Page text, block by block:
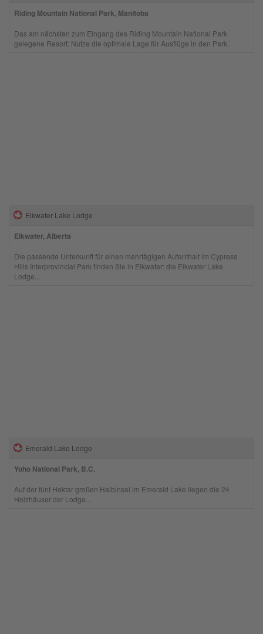
Riding Mountain National Park, Manitoba
Das am nächsten zum Eingang des Riding Mountain National Park
gelegene Resort: Nutze die optimale Lage für Ausflüge in den Park.
Elkwater Lake Lodge
Elkwater, Alberta
Die passende Unterkunft für einen mehrtägigen Aufenthalt im Cypress
Hills Interprovincial Park finden Sie in Elkwater: die Elkwater Lake
Lodge...
Emerald Lake Lodge
Yoho National Park, B.C.
Auf der fünf Hektar großen Halbinsel im Emerald Lake liegen die 24
Holzhäuser der Lodge...